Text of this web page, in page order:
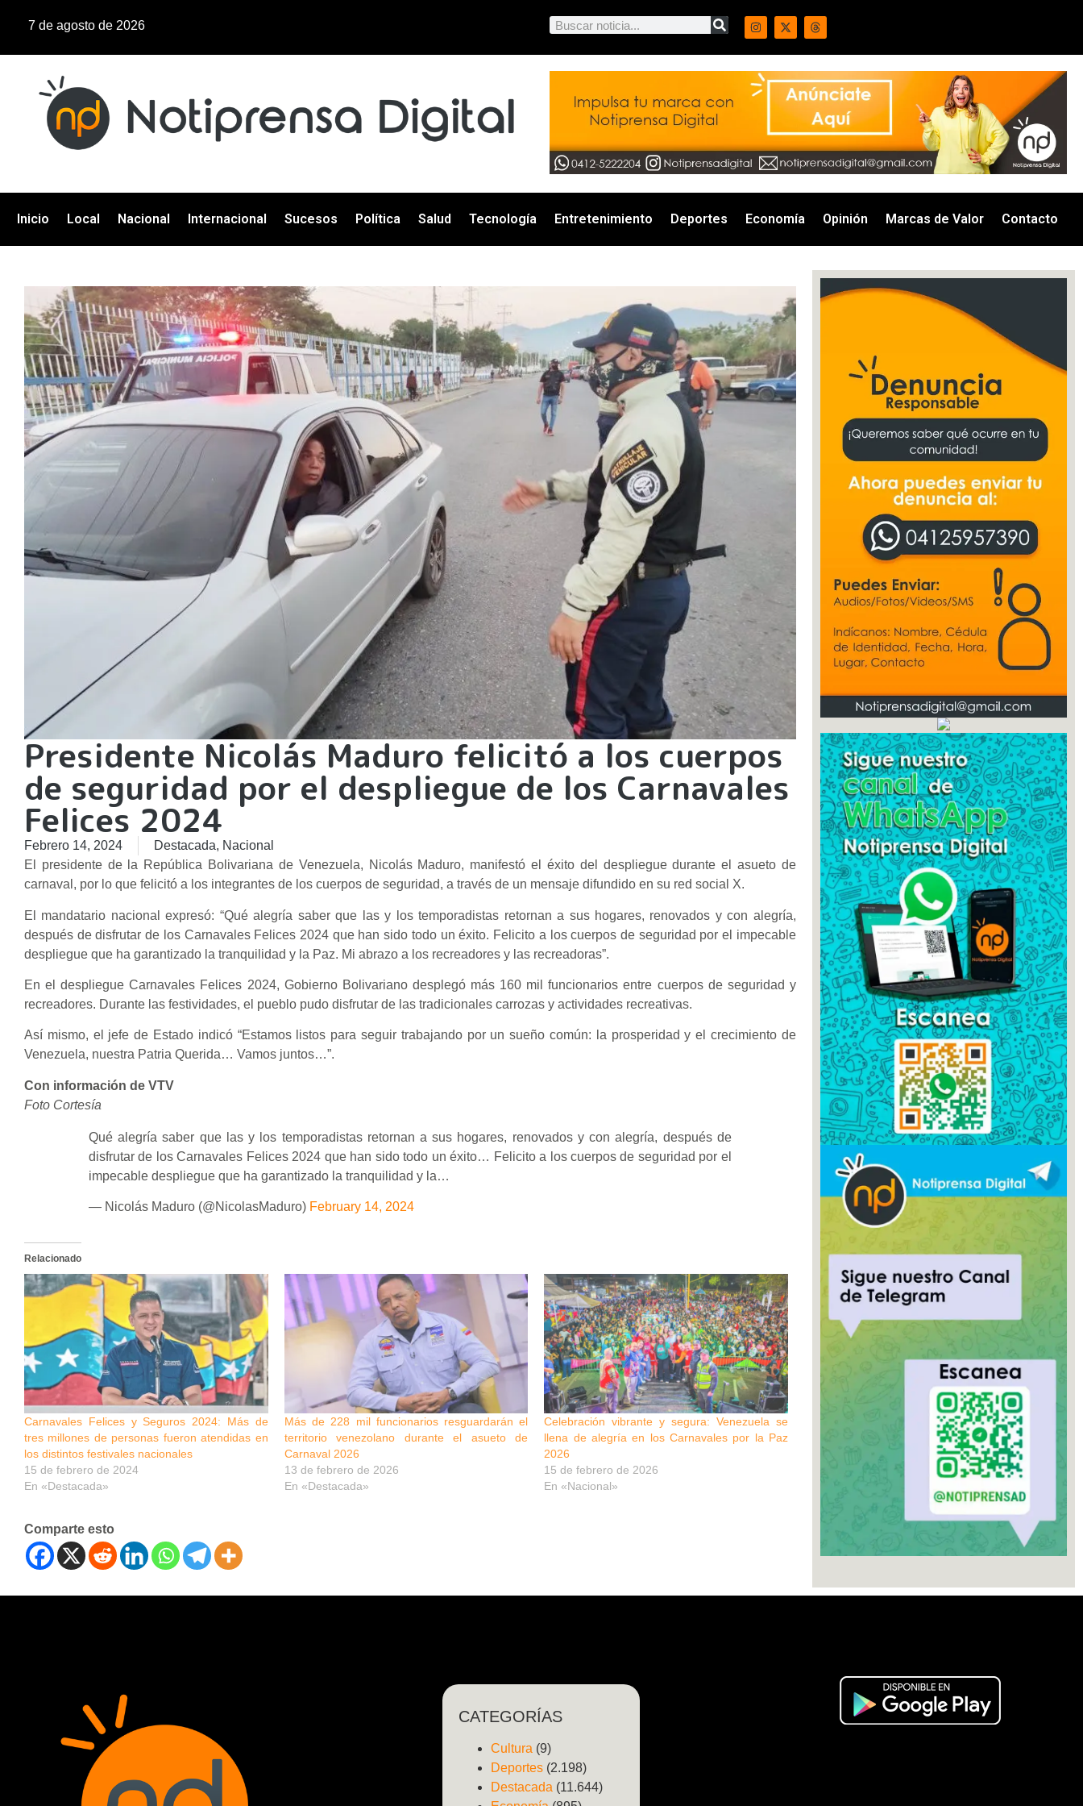
7 de agosto de 2026
Inicio Local Nacional Internacional Sucesos Política Salud Tecnología Entretenimiento Deportes Economía Opinión Marcas de Valor Contacto
Presidente Nicolás Maduro felicitó a los cuerpos
de seguridad por el despliegue de los Carnavales
Felices 2024
Febrero 14, 2024 Destacada, Nacional
El presidente de la República Bolivariana de Venezuela, Nicolás Maduro, manifestó el éxito del despliegue durante el asueto de
carnaval, por lo que felicitó a los integrantes de los cuerpos de seguridad, a través de un mensaje difundido en su red social X.
El mandatario nacional expresó: “Qué alegría saber que las y los temporadistas retornan a sus hogares, renovados y con alegría,
después de disfrutar de los Carnavales Felices 2024 que han sido todo un éxito. Felicito a los cuerpos de seguridad por el impecable
despliegue que ha garantizado la tranquilidad y la Paz. Mi abrazo a los recreadores y las recreadoras”.
En el despliegue Carnavales Felices 2024, Gobierno Bolivariano desplegó más 160 mil funcionarios entre cuerpos de seguridad y
recreadores. Durante las festividades, el pueblo pudo disfrutar de las tradicionales carrozas y actividades recreativas.
Así mismo, el jefe de Estado indicó “Estamos listos para seguir trabajando por un sueño común: la prosperidad y el crecimiento de
Venezuela, nuestra Patria Querida… Vamos juntos…”.
Con información de VTV
Foto Cortesía
Qué alegría saber que las y los temporadistas retornan a sus hogares, renovados y con alegría, después de
disfrutar de los Carnavales Felices 2024 que han sido todo un éxito… Felicito a los cuerpos de seguridad por el
impecable despliegue que ha garantizado la tranquilidad y la…
— Nicolás Maduro (@NicolasMaduro) February 14, 2024
Relacionado
Carnavales Felices y Seguros 2024: Más de
tres millones de personas fueron atendidas en
los distintos festivales nacionales
15 de febrero de 2024
En «Destacada»
Más de 228 mil funcionarios resguardarán el
territorio venezolano durante el asueto de
Carnaval 2026
13 de febrero de 2026
En «Destacada»
Celebración vibrante y segura: Venezuela se
llena de alegría en los Carnavales por la Paz
2026
15 de febrero de 2026
En «Nacional»
Comparte esto
CATEGORÍAS
Cultura (9)
Deportes (2.198)
Destacada (11.644)